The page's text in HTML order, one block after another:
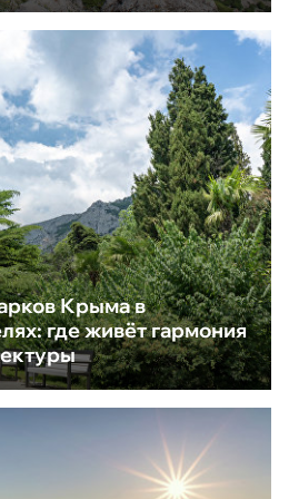
Крыма в
где живёт гармония